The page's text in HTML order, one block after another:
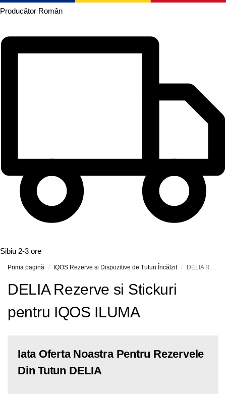
Producător Român
Sibiu 2-3 ore
Prima pagină / IQOS Rezerve si Dispozitive de Tutun Încălzit / DELIA Rezerve si Stickuri pentru IQOS ILUMA
DELIA Rezerve si Stickuri
pentru IQOS ILUMA
Iata Oferta Noastra Pentru Rezervele
Din Tutun DELIA